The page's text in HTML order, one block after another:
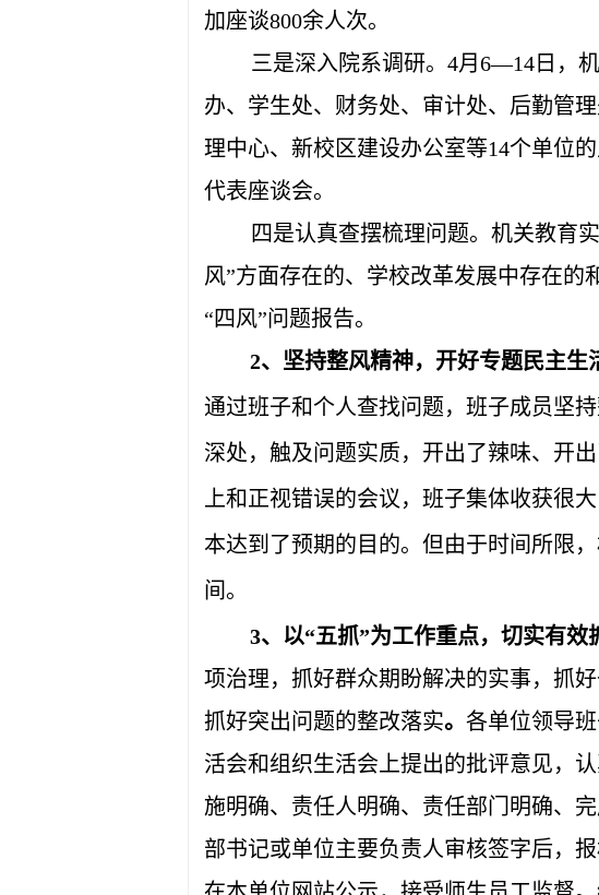
加座谈800余人次。
三是深入院系调研。4月6—14日，
办、学生处、财务处、审计处、后勤管
理中心、新校区建设办公室等14个单位
代表座谈会。
四是认真查摆梳理问题。机关教育
风”方面存在的、学校改革发展中存在
“四风”问题报告。
2、坚持整风精神，开好专题民主生
通过班子和个人查找问题，班子成员坚
深处，触及问题实质，开出了辣味、开
上和正视错误的会议，班子集体收获很
本达到了预期的目的。但由于时间所限
间。
3、以“五抓”为工作重点，切实有效
项治理，抓好群众期盼解决的实事，抓
抓好突出问题的整改落实。 各单位领导
活会和组织生活会上提出的批评意见，
施明确、责任人明确、责任部门明确、
部书记或单位主要负责人审核签字后，